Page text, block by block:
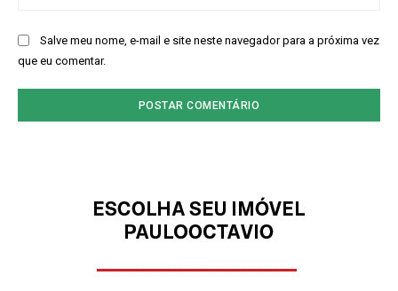
Salve meu nome, e-mail e site neste navegador para a próxima vez
que eu comentar.